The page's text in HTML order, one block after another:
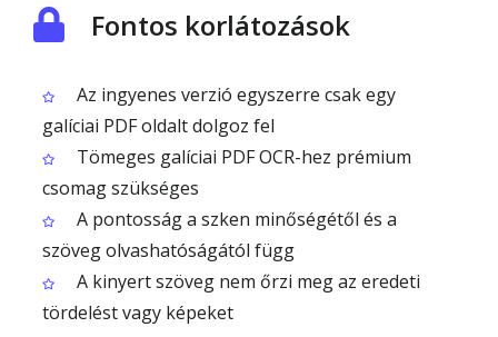
Fontos korlátozások
Az ingyenes verzió egyszerre csak egy
galíciai PDF oldalt dolgoz fel
Tömeges galíciai PDF OCR-hez prémium
csomag szükséges
A pontosság a szken minőségétől és a
szöveg olvashatóságától függ
A kinyert szöveg nem őrzi meg az eredeti
tördelést vagy képeket